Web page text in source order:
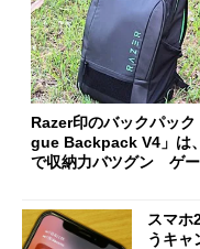
Razer印のバックパック
gue Backpack V4」は
で収納力バツグン ゲ
スマホ
うキャ